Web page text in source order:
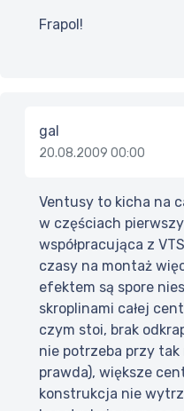
Frapol!
gal
20.08.2009 00:00
Ventusy to kicha na
w częściach
współpracująca z
czasy na montaż
efektem są spore
skroplinami całej
czym stoi, brak
nie potrzeba przy
prawda), większe
konstrukcja nie